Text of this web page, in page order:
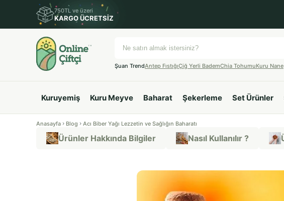
750TL ve üzeri
KARGO ÜCRETSİZ
Şuan TrendAntep FıstığıÇiğ Yerli BademChia TohumuKuru Nane
Kuruyemiş Kuru Meyve Baharat Şekerleme Set Ürünler
Anasayfa Blog Acı Biber Yağı Lezzetin ve Sağlığın Baharatı
Ürünler Hakkında Bilgiler Nasıl Kullanılır ?